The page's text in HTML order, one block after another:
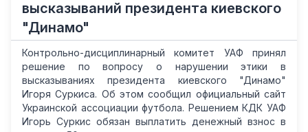
высказываний президента киевского
"Динамо"
Контрольно-дисциплинарный комитет УАФ принял
решение по вопросу о нарушении этики в
высказываниях президента киевского "Динамо"
Игоря Суркиса. Об этом сообщил официальный сайт
Украинской ассоциации футбола. Решением КДК УАФ
Игорь Суркис обязан выплатить денежный взнос в